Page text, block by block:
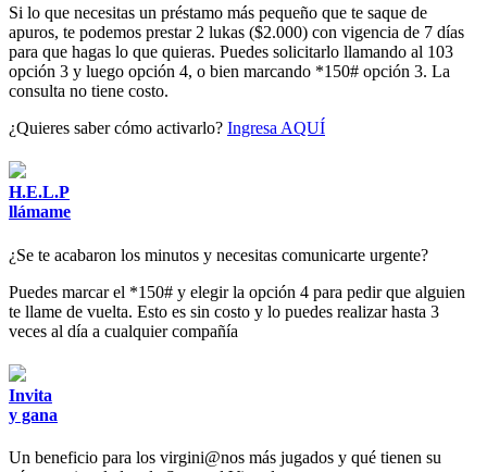
Si lo que necesitas un préstamo más pequeño que te saque de
apuros, te podemos prestar 2 lukas ($2.000) con vigencia de 7 días
para que hagas lo que quieras. Puedes solicitarlo llamando al 103
opción 3 y luego opción 4, o bien marcando *150# opción 3. La
consulta no tiene costo.
¿Quieres saber cómo activarlo? Ingresa AQUÍ
H.E.L.P
llámame
¿Se te acabaron los minutos y necesitas comunicarte urgente?
Puedes marcar el *150# y elegir la opción 4 para pedir que alguien
te llame de vuelta. Esto es sin costo y lo puedes realizar hasta 3
veces al día a cualquier compañía
Invita
y gana
Un beneficio para los virgini@nos más jugados y qué tienen su